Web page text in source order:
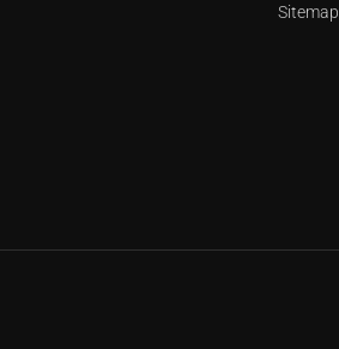
Sitemap